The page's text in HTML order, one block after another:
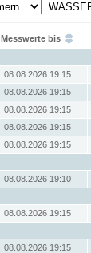
Messwerte bis
08.08.2026 19:15
08.08.2026 19:15
08.08.2026 19:15
08.08.2026 19:15
08.08.2026 19:15
08.08.2026 19:10
08.08.2026 19:15
08.08.2026 19:15